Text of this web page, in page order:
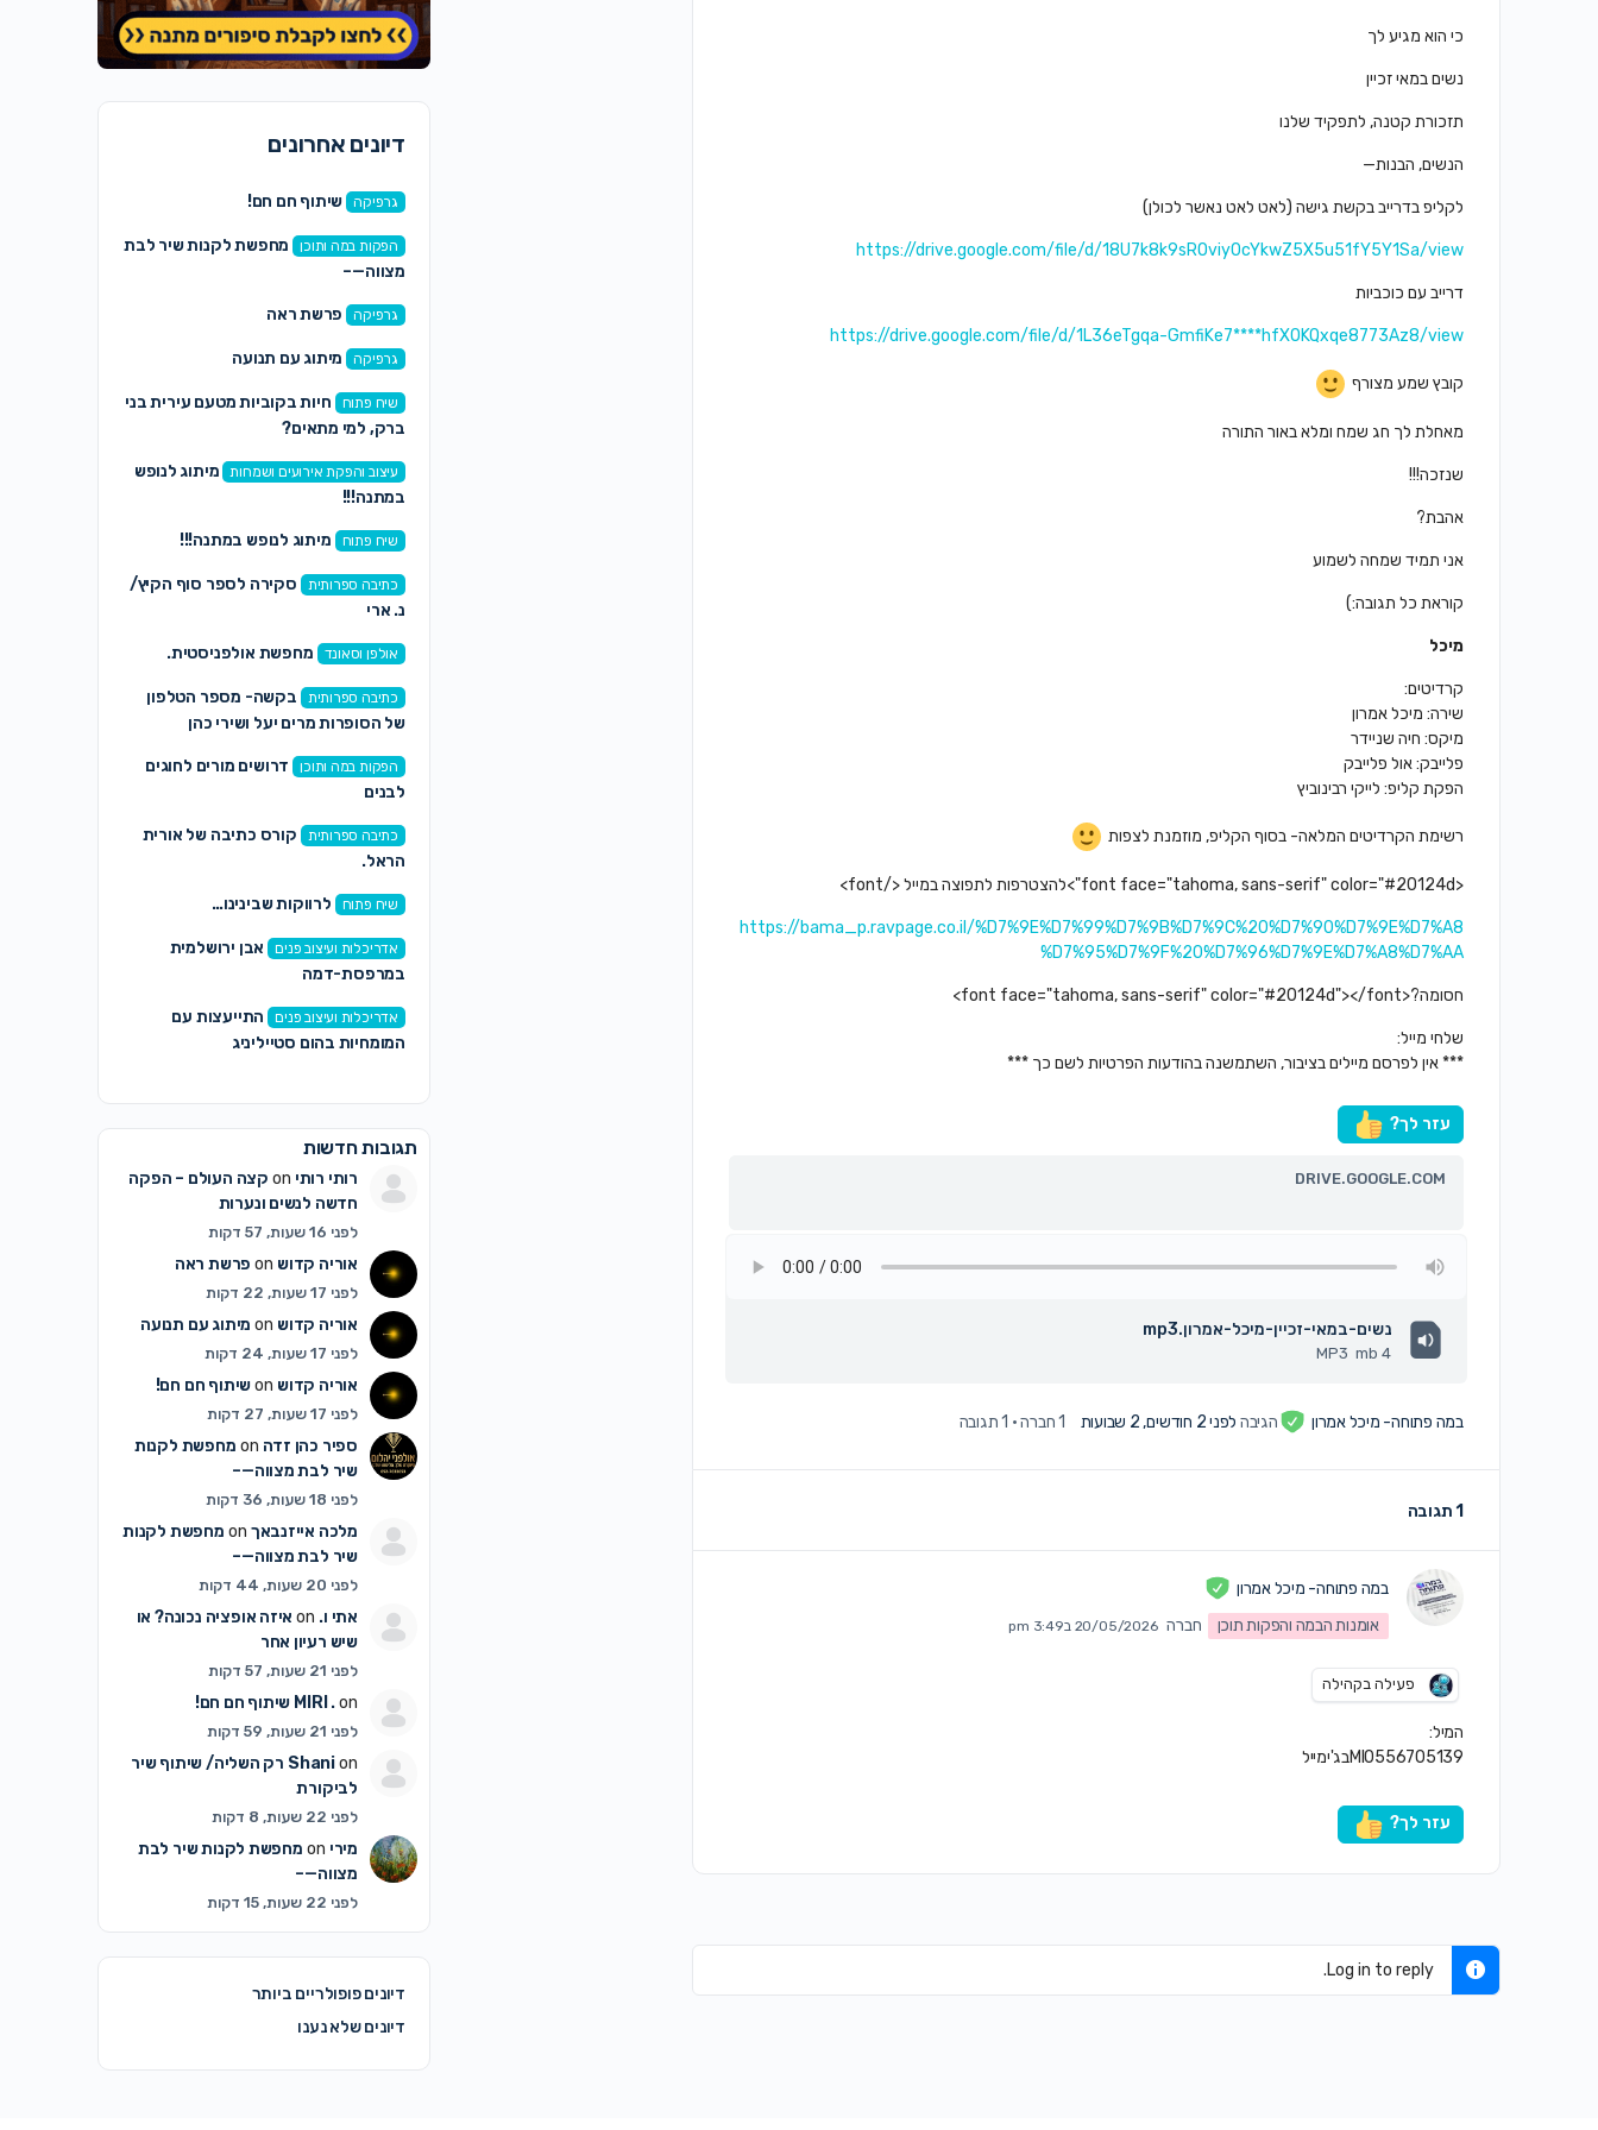
כי הוא מגיע לך
נשים במאי זכיין
תזכורת קטנה, לתפקיד שלנו
הנשים, הבנות—
לקליפ בדרייב בקשת גישה (לאט לאט נאשר לכולן)
https://drive.google.com/file/d/18U7k8k9sROviy0cYkwZ5X5u51fY5Y1Sa/view
דרייב עם כוכביות
https://drive.google.com/file/d/1L36eTgqa-GmfiKe7****hfXOKQxqe8773Az8/view
קובץ שמע מצורף
מאחלת לך חג שמח ומלא באור התורה
שנזכה!!!
אהבת?
אני תמיד שמחה לשמוע
קוראת כל תגובה:)
מיכל
​קרדיטים:
שירה: מיכל אמרון
מיקס: חיה שניידר
פלייבק: אול פלייבק
הפקת קליפ: לייקי רבינוביץ
רשימת הקרדיטים המלאה- בסוף הקליפ, מוזמנת לצפות
<font face="tahoma, sans-serif" color="#20124d">ל​הצטרפות לתפוצה במייל </font>
https://bama_p.ravpage.co.il/%D7%9E%D7%99%D7%9B%D7%9C%20%D7%90%D7%9E%D7%A8
%D7%95%D7%9F%20%D7%96%D7%9E%D7%A8%D7%AA
חסומה?<font face="tahoma, sans-serif" color="#20124d"></font>
שלחי מייל:
*** אין לפרסם מיילים בציבור, השתמשנה בהודעות הפרטיות לשם כך ***
עזר לך?
DRIVE.GOOGLE.COM
נשים-במאי-זכיין-מיכל-אמרון.mp3
4 mb
MP3
במה פתוחה- מיכל אמרון הגיבה לפני 2 חודשים, 2 שבועות 1 חברה · 1 תגובה
1 תגובה
במה פתוחה- מיכל אמרון
אומנות הבמה והפקות תוכן
חברה 20/05/2026 ב3:49 pm
פעילה בקהילה
המיל:
MI0556705139בג'ימייל
עזר לך?
Log in to reply.
דיונים אחרונים
גרפיקה שיתוף חם חם!
הפקות במה ותוכן
מחפשת לקנות שיר לבת
מצווה—–
גרפיקה פרשת ראה
גרפיקה מיתוג עם תנועה
שיח פתוח
חיות בקוביות מטעם עירית בני
ברק, למי מתאים?
עיצוב והפקת אירועים ושמחות
מיתוג לנופש
במתנה!!!
שיח פתוח מיתוג לנופש במתנה!!!
כתיבה ספרותית
סקירה לספר סוף הקיץ/
נ. ארי
אולפן וסאונד מחפשת אולפניסטית.
כתיבה ספרותית
בקשה- מספר הטלפון
של הסופרות מרים יעל ושירי כהן
הפקות במה ותוכן
דרושים מורים לחוגים
לבנים
כתיבה ספרותית
קורס כתיבה של אורית
הראל.
שיח פתוח לרווקות שבינינו…
אדריכלות ועיצוב פנים
אבן ירושלמית
במרפסת-דמה
אדריכלות ועיצוב פנים
התייעצות עם
המומחיות בהום סטייליניג
תגובות חדשות
רותי רותי
קצה העולם – הפקה
חדשה לנשים ונערות
לפני 16 שעות, 57 דקות
אוריה קדוש פרשת ראה
לפני 17 שעות, 22 דקות
אוריה קדוש מיתוג עם תנועה
לפני 17 שעות, 24 דקות
אוריה קדוש שיתוף חם חם!
לפני 17 שעות, 27 דקות
ספיר כהן זדה
מחפשת לקנות
שיר לבת מצווה—–
לפני 18 שעות, 36 דקות
מלכה אייזנבאך
מחפשת לקנות
שיר לבת מצווה—–
לפני 20 שעות, 44 דקות
אתי ו.
איזה אופציה נכונה? או
שיש רעיון אחר
לפני 21 שעות, 57 דקות
MIRI .on שיתוף חם חם!
לפני 21 שעות, 59 דקות
Shanion
רק השליה/ שיתוף שיר
לביקורת
לפני 22 שעות, 8 דקות
מירי
מחפשת לקנות שיר לבת
מצווה—–
לפני 22 שעות, 15 דקות
דיונים פופולריים ביותר
דיונים שלא נענו